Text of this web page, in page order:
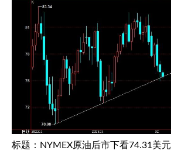
标题：NYMEX原油后市下看74.31美元